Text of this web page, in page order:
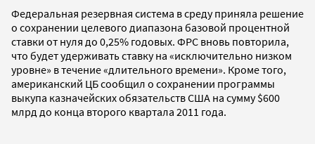
Федеральная резервная система в среду приняла решение
о сохранении целевого диапазона базовой процентной
ставки от нуля до 0,25% годовых. ФРС вновь повторила,
что будет удерживать ставку на «исключительно низком
уровне» в течение «длительного времени». Кроме того,
американский ЦБ сообщил о сохранении программы
выкупа казначейских обязательств США на сумму $600
млрд до конца второго квартала 2011 года.